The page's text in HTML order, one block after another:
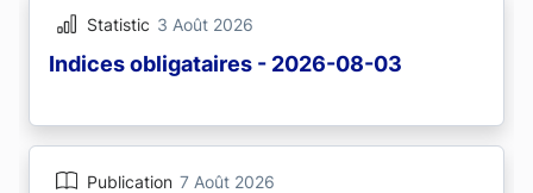
Statistic 3 Août 2026
Indices obligataires - 2026-08-03
Publication 7 Août 2026